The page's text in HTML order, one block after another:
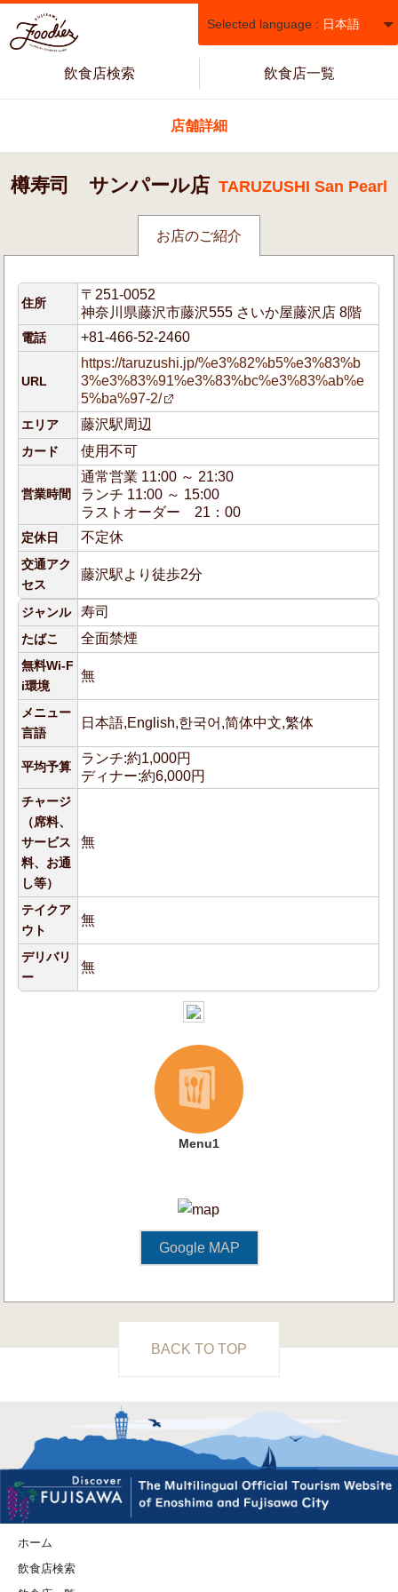
Selected language : 日本語
飲食店検索 飲食店一覧
店舗詳細
樽寿司 サンパール店 TARUZUSHI San Pearl
お店のご紹介
住所
〒251-0052
神奈川県藤沢市藤沢555 さいか屋藤沢店 8階
電話 +81-466-52-2460
URL
https://taruzushi.jp/%e3%82%b5%e3%83%b
3%e3%83%91%e3%83%bc%e3%83%ab%e
5%ba%97-2/
エリア 藤沢駅周辺
カード 使用不可
営業時間
通常営業 11:00 ～ 21:30
ランチ 11:00 ～ 15:00
ラストオーダー 21：00
定休日 不定休
交通アク
セス
藤沢駅より徒歩2分
ジャンル 寿司
たばこ 全面禁煙
無料Wi-F
i環境
無
メニュー
言語
日本語,English,한국어,简体中文,繁体
平均予算
ランチ:約1,000円
ディナー:約6,000円
チャージ
（席料、
サービス
料、お通
し等）
無
テイクア
ウト
無
デリバリ
ー
無
Menu1
Google MAP
BACK TO TOP
ホーム
飲食店検索